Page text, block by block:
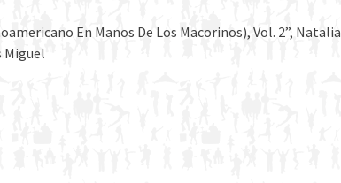
En Manos De Los Macorinos), Vol. 2”, Natalia
Miguel